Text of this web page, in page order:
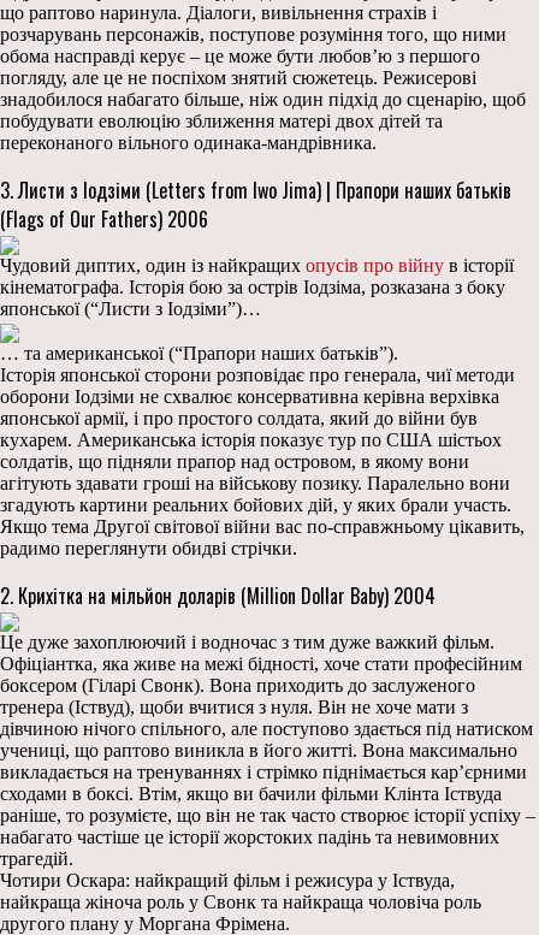
що раптово наринула. Діалоги, вивільнення страхів і
розчарувань персонажів, поступове розуміння того, що ними
обома насправді керує – це може бути любов’ю з першого
погляду, але це не поспіхом знятий сюжетець. Режисерові
знадобилося набагато більше, ніж один підхід до сценарію, щоб
побудувати еволюцію зближення матері двох дітей та
переконаного вільного одинака-мандрівника.
3. Листи з Іодзіми (Letters from Iwo Jima) | Прапори наших батьків
(Flags of Our Fathers) 2006
Чудовий диптих, один із найкращих опусів про війну в історії
кінематографа. Історія бою за острів Іодзіма, розказана з боку
японської (“Листи з Іодзіми”)…
… та американської (“Прапори наших батьків”).
Історія японської сторони розповідає про генерала, чиї методи
оборони Іодзіми не схвалює консервативна керівна верхівка
японської армії, і про простого солдата, який до війни був
кухарем. Американська історія показує тур по США шістьох
солдатів, що підняли прапор над островом, в якому вони
агітують здавати гроші на військову позику. Паралельно вони
згадують картини реальних бойових дій, у яких брали участь.
Якщо тема Другої світової війни вас по-справжньому цікавить,
радимо переглянути обидві стрічки.
2. Крихітка на мільйон доларів (Million Dollar Baby) 2004
Це дуже захоплюючий і водночас з тим дуже важкий фільм.
Офіціантка, яка живе на межі бідності, хоче стати професійним
боксером (Гіларі Свонк). Вона приходить до заслуженого
тренера (Іствуд), щоби вчитися з нуля. Він не хоче мати з
дівчиною нічого спільного, але поступово здається під натиском
учениці, що раптово виникла в його житті. Вона максимально
викладається на тренуваннях і стрімко піднімається кар’єрними
сходами в боксі. Втім, якщо ви бачили фільми Клінта Іствуда
раніше, то розумієте, що він не так часто створює історії успіху –
набагато частіше це історії жорстоких падінь та невимовних
трагедій.
Чотири Оскара: найкращий фільм і режисура у Іствуда,
найкраща жіноча роль у Свонк та найкраща чоловіча роль
другого плану у Моргана Фрімена.